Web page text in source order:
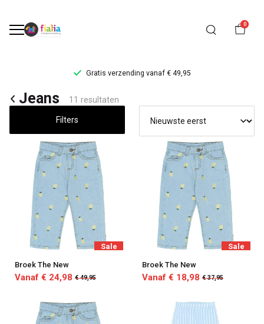
0
Gratis verzending vanaf € 49,95
Jeans
FiaLia
Kinderkleding
Jeans 11 resultaten
Filters
Sale
Broek The New
Vanaf € 24,98 € 49,95
Sale
Broek The New
Vanaf € 18,98 € 37,95